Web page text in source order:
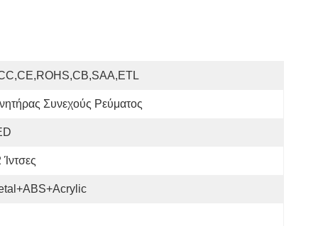
Συνεχούς Ρεύματος
Ίντσες